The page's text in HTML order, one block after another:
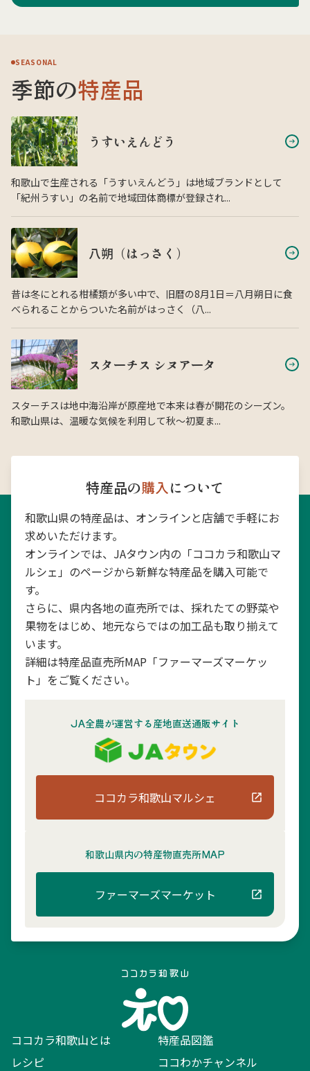
SEASONAL
季節の特産品
うすいえんどう
和歌山で生産される「うすいえんどう」は地域ブランドとして
「紀州うすい」の名前で地域団体商標が登録され...
八朔（はっさく）
昔は冬にとれる柑橘類が多い中で、旧暦の8月1日＝八月朔日に食
べられることからついた名前がはっさく（八...
スターチス シヌアータ
スターチスは地中海沿岸が原産地で本来は春が開花のシーズン。
和歌山県は、温暖な気候を利用して秋〜初夏ま...
特産品の購入について
和歌山県の特産品は、オンラインと店舗で手軽にお
求めいただけます。
オンラインでは、JAタウン内の「ココカラ和歌山マ
ルシェ」のページから新鮮な特産品を購入可能で
す。
さらに、県内各地の直売所では、採れたての野菜や
果物をはじめ、地元ならではの加工品も取り揃えて
います。
詳細は特産品直売所MAP「ファーマーズマーケッ
ト」をご覧ください。
JA全農が運営する産地直送通販サイト
ココカラ和歌山マルシェ
和歌山県内の特産物直売所MAP
ファーマーズマーケット
ココカラ和歌山とは
特産品図鑑
レシピ
ココわかチャンネル